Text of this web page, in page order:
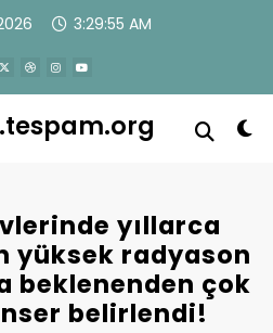
3:29:55 AM
yıllarca
yüksek radyason
beklenenden çok
belirlendi!